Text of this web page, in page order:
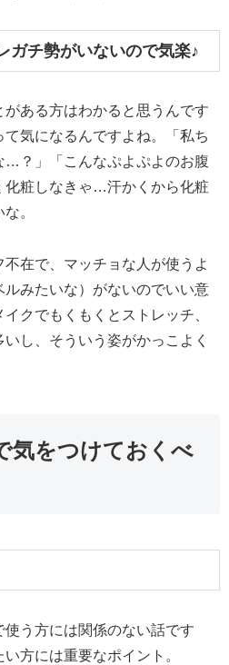
ガチ勢がいないので気楽♪
ある方はわかると思うんです
気になるんですよね。「私ち
…？」「こんなぷよぷよのお腹
粧しなきゃ…汗かくから化粧
。
在で、マッチョな人が使うよ
ルみたいな）がないのでいい意
クでもくもくとストレッチ、
し、そういう姿がかっこよく
気をつけておくべ
う方には関係のない話です
方には重要なポイント。